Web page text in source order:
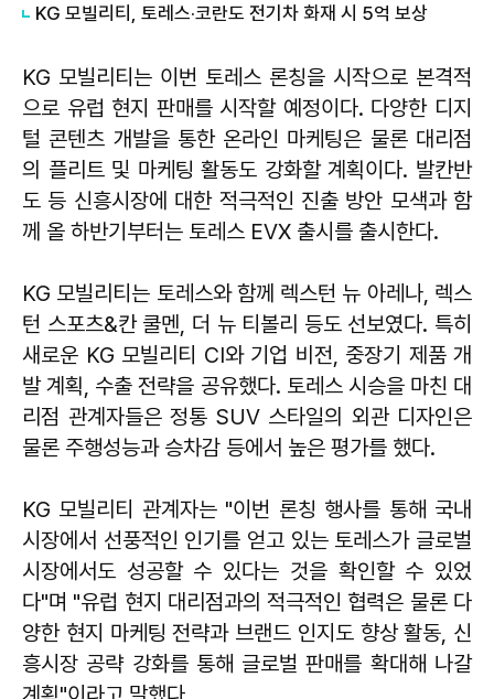
KG 모빌리티, 토레스·코란도 전기차 화재 시 5억 보상
KG 모빌리티는 이번 토레스 론칭을 시작으로 본격적
으로 유럽 현지 판매를 시작할 예정이다. 다양한 디지
털 콘텐츠 개발을 통한 온라인 마케팅은 물론 대리점
의 플리트 및 마케팅 활동도 강화할 계획이다. 발칸반
도 등 신흥시장에 대한 적극적인 진출 방안 모색과 함
께 올 하반기부터는 토레스 EVX 출시를 출시한다.
KG 모빌리티는 토레스와 함께 렉스턴 뉴 아레나, 렉스
턴 스포츠&칸 쿨멘, 더 뉴 티볼리 등도 선보였다. 특히
새로운 KG 모빌리티 CI와 기업 비전, 중장기 제품 개
발 계획, 수출 전략을 공유했다. 토레스 시승을 마친 대
리점 관계자들은 정통 SUV 스타일의 외관 디자인은
물론 주행성능과 승차감 등에서 높은 평가를 했다.
KG 모빌리티 관계자는 "이번 론칭 행사를 통해 국내
시장에서 선풍적인 인기를 얻고 있는 토레스가 글로벌
시장에서도 성공할 수 있다는 것을 확인할 수 있었
다"며 "유럽 현지 대리점과의 적극적인 협력은 물론 다
양한 현지 마케팅 전략과 브랜드 인지도 향상 활동, 신
흥시장 공략 강화를 통해 글로벌 판매를 확대해 나갈